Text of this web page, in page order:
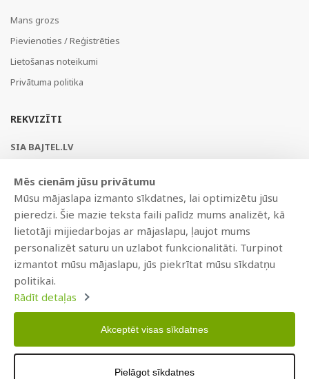
Mans grozs
Pievienoties / Reģistrēties
Lietošanas noteikumi
Privātuma politika
REKVIZĪTI
SIA BAJTEL.LV
Brīvības gatve 214b, Rīga, LV-1039, Latvija
AS Swedbank, HABALV22
LV53HABA0551019240274
Mēs cienām jūsu privātumu
Mūsu mājaslapa izmanto sīkdatnes, lai optimizētu jūsu
pieredzi. Šie mazie teksta faili palīdz mums analizēt, kā
lietotāji mijiedarbojas ar mājaslapu, ļaujot mums
personalizēt saturu un uzlabot funkcionalitāti. Turpinot
izmantot mūsu mājaslapu, jūs piekrītat mūsu sīkdatņu
politikai.
Rādīt detaļas
Akceptēt visas sīkdatnes
Pielāgot sīkdatnes